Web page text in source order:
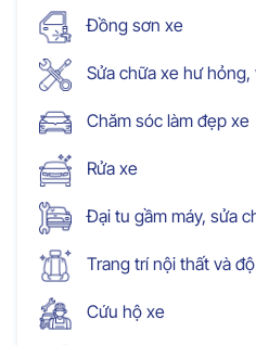
Đồng sơn xe
Sửa chữa xe hư hỏng,
Chăm sóc làm đẹp xe
Rửa xe
Đại tu gầm máy, sửa
Trang trí nội thất và
Cứu hộ xe